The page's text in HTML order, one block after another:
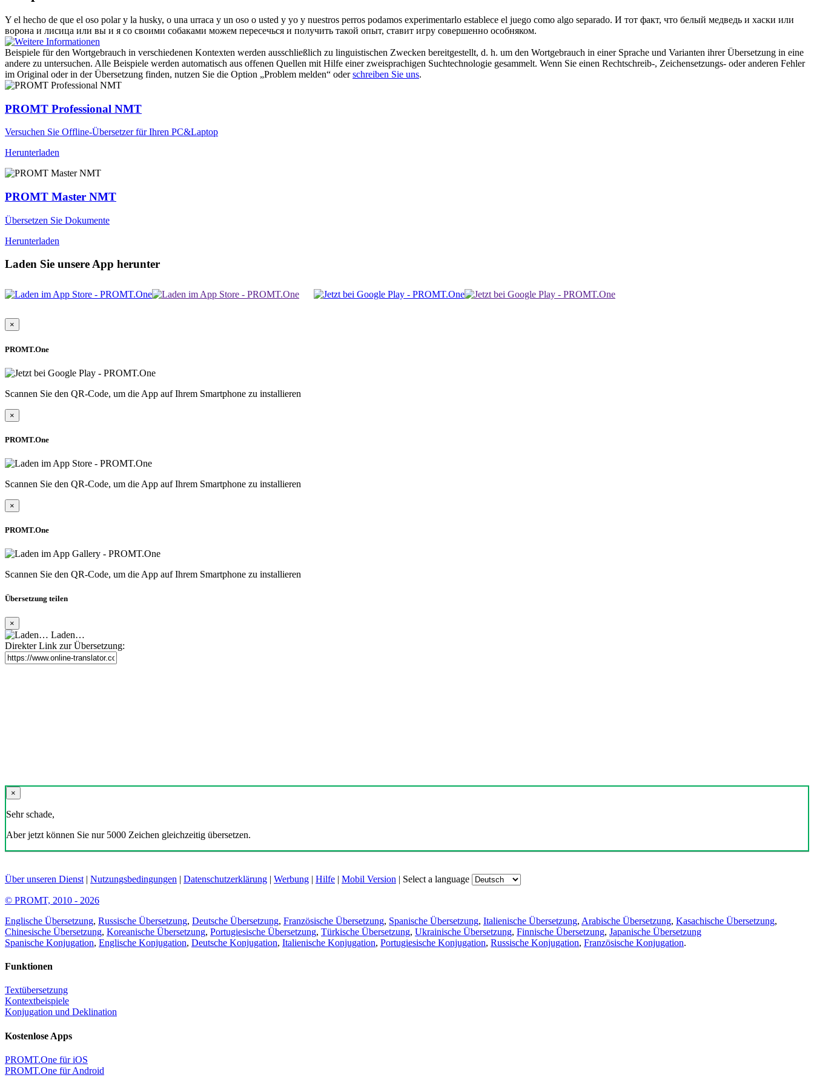
Y el hecho de que el oso polar y la husky, o una urraca y un oso o usted y yo y nuestros perros podamos experimentarlo establece el juego como algo separado. И тот факт, что белый медведь и хаски или
ворона и лисица или вы и я со своими собаками можем пересечься и получить такой опыт, ставит игру совершенно особняком.
Beispiele für den Wortgebrauch in verschiedenen Kontexten werden ausschließlich zu linguistischen Zwecken bereitgestellt, d. h. um den Wortgebrauch in einer Sprache und Varianten ihrer Übersetzung in eine
andere zu untersuchen. Alle Beispiele werden automatisch aus offenen Quellen mit Hilfe einer zweisprachigen Suchtechnologie gesammelt. Wenn Sie einen Rechtschreib-, Zeichensetzungs- oder anderen Fehler
im Original oder in der Übersetzung finden, nutzen Sie die Option „Problem melden“ oderschreiben Sie uns.
PROMT Professional NMT
Versuchen Sie Offline-Übersetzer für Ihren PC&Laptop
Herunterladen
PROMT Master NMT
Übersetzen Sie Dokumente
Herunterladen
Laden Sie unsere App herunter
×
PROMT.One
Scannen Sie den QR-Code, um die App auf Ihrem Smartphone zu installieren
×
PROMT.One
Scannen Sie den QR-Code, um die App auf Ihrem Smartphone zu installieren
×
PROMT.One
Scannen Sie den QR-Code, um die App auf Ihrem Smartphone zu installieren
Übersetzung teilen
×
Laden…
Direkter Link zur Übersetzung:
×
Sehr schade,
Aber jetzt können Sie nur 5000 Zeichen gleichzeitig übersetzen.
Über unseren Dienst | Nutzungsbedingungen | Datenschutzerklärung | Werbung | Hilfe | Mobil Version | Select a language
© PROMT, 2010 - 2026
Englische Übersetzung, Russische Übersetzung, Deutsche Übersetzung, Französische Übersetzung, Spanische Übersetzung, Italienische Übersetzung, Arabische Übersetzung, Kasachische Übersetzung,
Chinesische Übersetzung, Koreanische Übersetzung, Portugiesische Übersetzung, Türkische Übersetzung, Ukrainische Übersetzung, Finnische Übersetzung, Japanische Übersetzung
Spanische Konjugation, Englische Konjugation, Deutsche Konjugation, Italienische Konjugation, Portugiesische Konjugation, Russische Konjugation, Französische Konjugation.
Funktionen
Textübersetzung
Kontextbeispiele
Konjugation und Deklination
Kostenlose Apps
PROMT.One für iOS
PROMT.One für Android